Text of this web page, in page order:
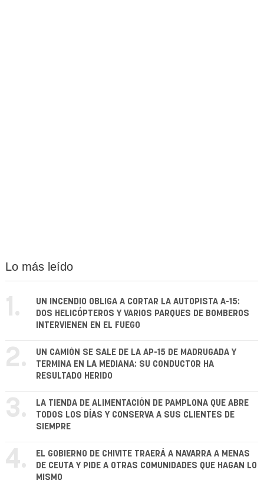
Lo más leído
1.
UN INCENDIO OBLIGA A CORTAR LA AUTOPISTA A-15:
DOS HELICÓPTEROS Y VARIOS PARQUES DE BOMBEROS
INTERVIENEN EN EL FUEGO
2.
UN CAMIÓN SE SALE DE LA AP-15 DE MADRUGADA Y
TERMINA EN LA MEDIANA: SU CONDUCTOR HA
RESULTADO HERIDO
3.
LA TIENDA DE ALIMENTACIÓN DE PAMPLONA QUE ABRE
TODOS LOS DÍAS Y CONSERVA A SUS CLIENTES DE
SIEMPRE
4.
EL GOBIERNO DE CHIVITE TRAERÁ A NAVARRA A MENAS
DE CEUTA Y PIDE A OTRAS COMUNIDADES QUE HAGAN LO
MISMO